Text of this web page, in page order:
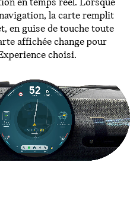
en temps réel. Lorsque
la carte remplit
en guise de touche toute
affichée change pour
choisi.